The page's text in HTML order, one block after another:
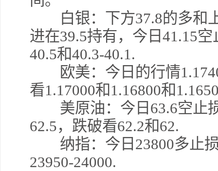
白银：下方37.8的多和
进在39.5持有，今日41.15
40.5和40.3-40.1.
欧美：今日的行情
看1.17000和1.16800和
美原油：今日63.6空止损
62.5，跌破看62.2和62.
纳指：今日23800多止损
23950-24000.